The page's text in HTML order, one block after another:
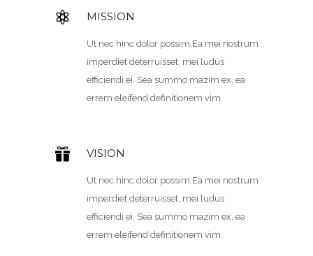
MISSION
Ut nec hinc dolor possim.Ea mei nostrum
imperdiet deterruisset, mei ludus
efficiendi ei. Sea summo mazim ex, ea
errem eleifend definitionem vim.
VISION
Ut nec hinc dolor possim.Ea mei nostrum
imperdiet deterruisset, mei ludus
efficiendi ei. Sea summo mazim ex, ea
errem eleifend definitionem vim.